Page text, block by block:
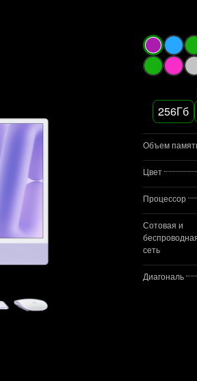
256Гб
Объем
Цвет
Процессор
Сотовая и
сеть
Диагональ